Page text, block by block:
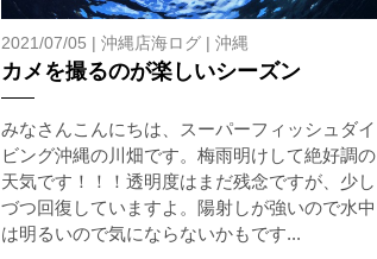
2021/07/05 | 沖縄店海ログ | 沖縄
カメを撮るのが楽しいシーズン
みなさんこんにちは、スーパーフィッシュダイ
ビング沖縄の川畑です。梅雨明けして絶好調の
天気です！！！透明度はまだ残念ですが、少し
づつ回復していますよ。陽射しが強いので水中
は明るいので気にならないかもです...